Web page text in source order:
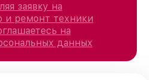
заявку на
и ремонт техники
на
данных